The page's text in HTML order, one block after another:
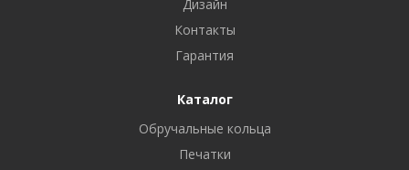
Дизайн
Контакты
Гарантия
Каталог
Обручальные кольца
Печатки